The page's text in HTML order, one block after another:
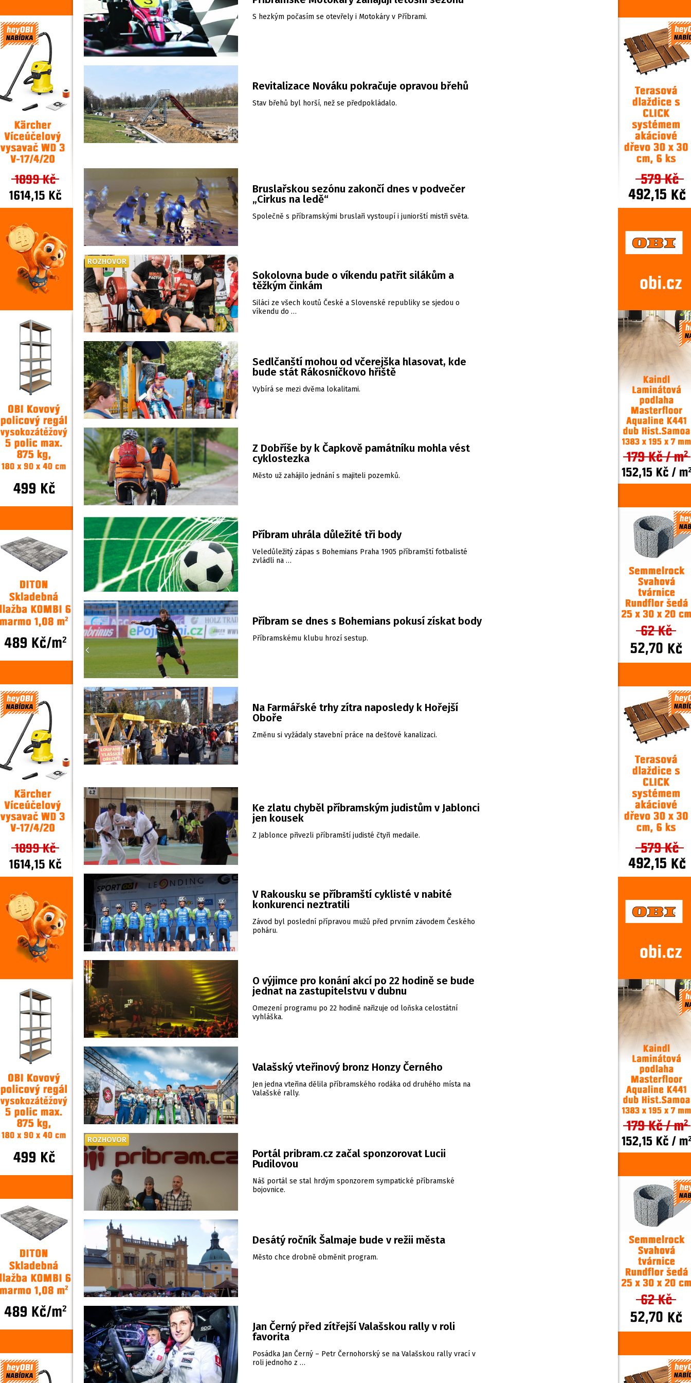
S hezkým počasím se otevřely i Motokáry v Příbrami.
Revitalizace Nováku pokračuje opravou břehů
Stav břehů byl horší, než se předpokládalo.
Bruslařskou sezónu zakončí dnes v podvečer
„Cirkus na ledě“
Společně s příbramskými bruslaři vystoupí i juniorští mistři světa.
Sokolovna bude o víkendu patřit silákům a
těžkým činkám
Siláci ze všech koutů České a Slovenské republiky se sjedou o
víkendu do …
ROZHOVOR
Sedlčanští mohou od včerejška hlasovat, kde
bude stát Rákosníčkovo hřiště
Vybírá se mezi dvěma lokalitami.
Z Dobříše by k Čapkově památníku mohla vést
cyklostezka
Město už zahájilo jednání s majiteli pozemků.
Příbram uhrála důležité tři body
Veledůležitý zápas s Bohemians Praha 1905 příbramští fotbalisté
zvládli na …
Příbram se dnes s Bohemians pokusí získat body
Příbramskému klubu hrozí sestup.
Na Farmářské trhy zítra naposledy k Hořejší
Oboře
Změnu si vyžádaly stavební práce na dešťové kanalizaci.
Ke zlatu chyběl příbramským judistům v Jablonci
jen kousek
Z Jablonce přivezli příbramští judisté čtyři medaile.
V Rakousku se příbramští cyklisté v nabité
konkurenci neztratili
Závod byl poslední přípravou mužů před prvním závodem Českého
poháru.
O výjimce pro konání akcí po 22 hodině se bude
jednat na zastupitelstvu v dubnu
Omezení programu po 22 hodině nařizuje od loňska celostátní
vyhláška.
Valašský vteřinový bronz Honzy Černého
Jen jedna vteřina dělila příbramského rodáka od druhého místa na
Valašské rally.
Portál pribram.cz začal sponzorovat Lucii
Pudilovou
Náš portál se stal hrdým sponzorem sympatické příbramské
bojovnice.
ROZHOVOR
Desátý ročník Šalmaje bude v režii města
Město chce drobně obměnit program.
Jan Černý před zítřejší Valašskou rally v roli
favorita
Posádka Jan Černý – Petr Černohorský se na Valašskou rally vrací v
roli jednoho z …